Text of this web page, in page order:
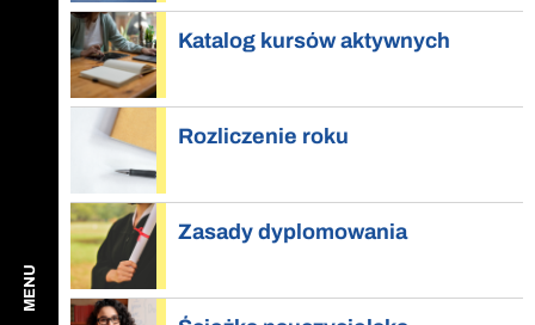
MENU
Katalog kursów aktywnych
Rozliczenie roku
Zasady dyplomowania